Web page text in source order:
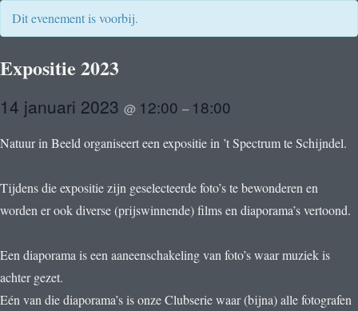
Dit evenement is voorbij.
Expositie 2023
14 januari 2023 @ 12:00 – 18:00
Natuur in Beeld organiseert een expositie in ’t Spectrum te Schijndel.
Tijdens die expositie zijn geselecteerde foto’s te bewonderen en
worden er ook diverse (prijswinnende) films en diaporama’s vertoond.
Een diaporama is een aaneenschakeling van foto’s waar muziek is
achter gezet.
Eén van die diaporama’s is onze Clubserie waar (bijna) alle fotografen